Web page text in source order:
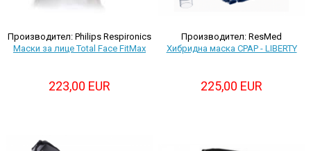
Производител: Philips Respironics
Маски за лице Total Face FitMax
223,00 EUR
Производител: ResMed
Хибриднa маскa CPAP - LIBERTY
225,00 EUR